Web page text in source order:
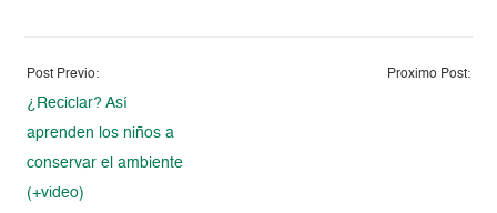
Post Previo:
¿Reciclar? Así
aprenden los niños a
conservar el ambiente
(+video)
Proximo Post: